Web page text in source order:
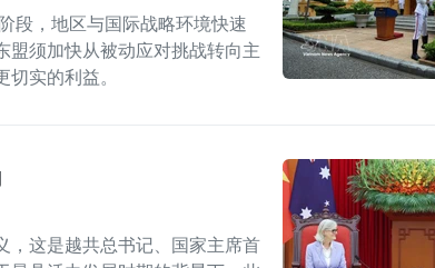
段，地区与国际战略环境快速
盟须加快从被动应对挑战转向主
实的利益。
，这是越共总书记、国家主席首